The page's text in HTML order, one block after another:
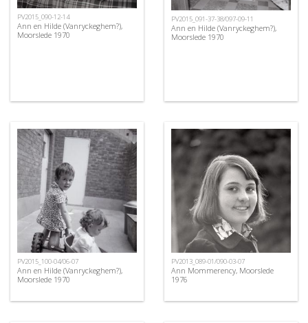
PV2015_090-12-14
Ann en Hilde (Vanryckeghem?),
Moorslede 1970
PV2015_091-37-38/097-09-11
Ann en Hilde (Vanryckeghem?),
Moorslede 1970
PV2015_100-04/06-07
Ann en Hilde (Vanryckeghem?),
Moorslede 1970
PV2013_089-01/090-03-07
Ann Mommerency, Moorslede
1976